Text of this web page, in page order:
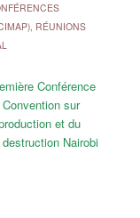
, RÉUNIONS
Conférence
sur
et du
Nairobi